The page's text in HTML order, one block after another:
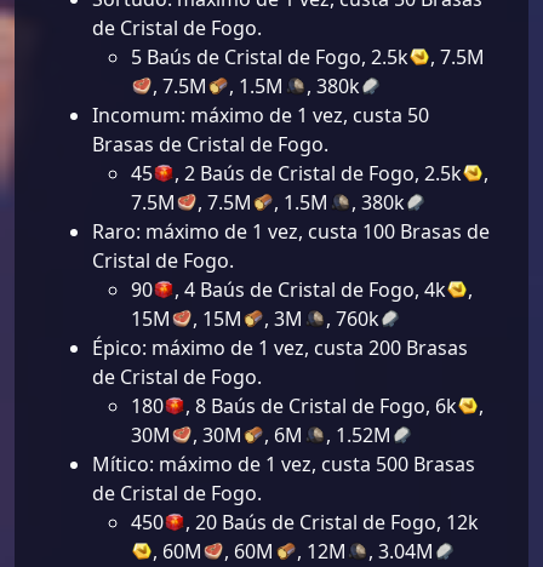
de Cristal de Fogo.
5 Baús de Cristal de Fogo, 2.5k
, 7.5M
, 7.5M
, 1.5M
, 380k
Incomum: máximo de 1 vez, custa 50
Brasas de Cristal de Fogo.
45
, 2 Baús de Cristal de Fogo, 2.5k
,
7.5M
, 7.5M , 1.5M
, 380k
Raro: máximo de 1 vez, custa 100 Brasas de
Cristal de Fogo.
90
, 4 Baús de Cristal de Fogo, 4k
,
15M
, 15M , 3M
, 760k
Épico: máximo de 1 vez, custa 200 Brasas
de Cristal de Fogo.
180
, 8 Baús de Cristal de Fogo, 6k
,
30M
, 30M , 6M
, 1.52M
Mítico: máximo de 1 vez, custa 500 Brasas
de Cristal de Fogo.
450
, 20 Baús de Cristal de Fogo, 12k
, 60M
, 60M , 12M , 3.04M